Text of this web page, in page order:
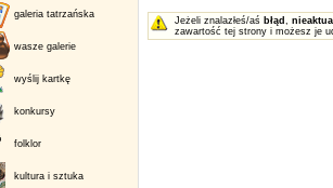
galeria tatrzańska
wasze galerie
wyślij kartkę
konkursy
folklor
kultura i sztuka
Jeżeli znalazłeś/aś błąd ,
zawartość tej strony i możesz je